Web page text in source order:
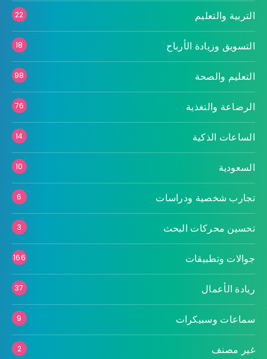
التربية والتعليم 22
التسويق وزيادة الأرباح 18
التعليم والصحة 98
الرضاعة والتغذية 76
الساعات الذكية 14
السعودية 10
تجارب شخصية ودراسات 6
تحسين محركات البحث 3
جوالات وتطبيقات 166
ريادة الأعمال 37
سماعات وسبيكرات 9
غير مصنف 2